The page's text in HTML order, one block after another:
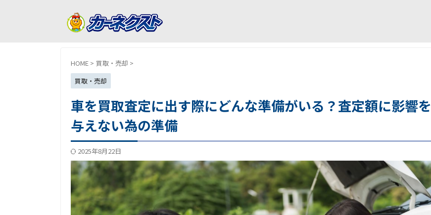
HOME > 買取・売却 >
買取・売却
車を買取査定に出す際にどんな準備がいる？査定額に影響を
与えない為の準備
2025年8月22日